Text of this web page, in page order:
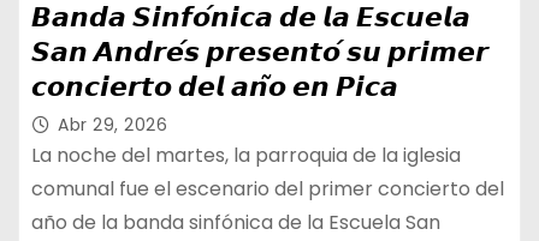
𝘽𝙖𝙣𝙙𝙖 𝙎𝙞𝙣𝙛𝙤́𝙣𝙞𝙘𝙖 𝙙𝙚 𝙡𝙖 𝙀𝙨𝙘𝙪𝙚𝙡𝙖
𝙎𝙖𝙣 𝘼𝙣𝙙𝙧𝙚́𝙨 𝙥𝙧𝙚𝙨𝙚𝙣𝙩𝙤́ 𝙨𝙪 𝙥𝙧𝙞𝙢𝙚𝙧
𝙘𝙤𝙣𝙘𝙞𝙚𝙧𝙩𝙤 𝙙𝙚𝙡 𝙖𝙣̃𝙤 𝙚𝙣 𝙋𝙞𝙘𝙖
Abr 29, 2026
La noche del martes, la parroquia de la iglesia
comunal fue el escenario del primer concierto del
año de la banda sinfónica de la Escuela San